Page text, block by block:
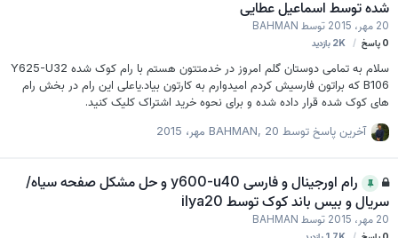
شده توسط اسماعیل عطایی
20 مهر، 2015 توسطBAHMAN
0پاسخ 2Kبازدید
سلام به تمامی دوستان گلم امروز در خدمتتون هستم با رام کوک شده Y625-U32
B106 که براتون فارسیش کردم امیدوارم به کارتون بیاد.یاعلی این رام در بخش رام
های کوک شده قرار داده شده و برای نحوه خرید اشتراک کلیک کنید.
آخرین پاسخ توسط BAHMAN ,20 مهر، 2015
رام اورجینال و فارسی y600-u40 و حل مشکل صفحه سیاه/
سریال و بیس باند کوک توسط ilya20
20 مهر، 2015 توسطBAHMAN